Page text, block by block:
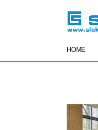
HOME